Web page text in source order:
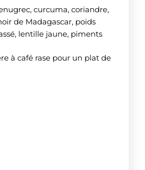
curcuma, coriandre,
de Madagascar, poids
lentille jaune, piments
à café rase pour un plat de